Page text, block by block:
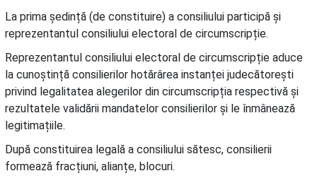
La prima ședință (de constituire) a consiliului participă și
reprezentantul consiliului electoral de circumscripție.
Reprezentantul consiliului electoral de circumscripție aduce
la cunoștință consilierilor hotărârea instanței judecătorești
privind legalitatea alegerilor din circumscripția respectivă și
rezultatele validării mandatelor consilierilor și le înmânează
legitimațiile.
După constituirea legală a consiliului sătesc, consilierii
formează fracțiuni, alianțe, blocuri.